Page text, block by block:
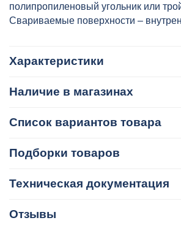
полипропиленовый угольник или
Свариваемые поверхности –
Характеристики
Наличие в магазинах
Список вариантов товара
Подборки товаров
Техническая документация
Отзывы